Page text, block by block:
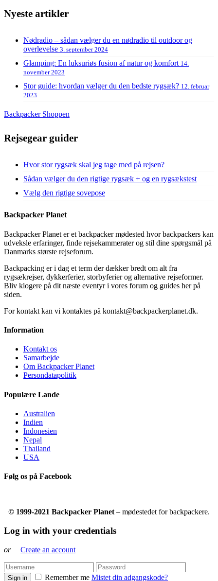
Nyeste artikler
Nødradio – sådan vælger du en nødradio til outdoor og
overlevelse 3. september 2024
Glamping: En luksuriøs fusion af natur og komfort 14.
november 2023
Stor guide: hvordan vælger du den bedste rygsæk? 12. februar
2023
Backpacker Shoppen
Rejsegear guider
Hvor stor rygsæk skal jeg tage med på rejsen?
Sådan vælger du den rigtige rygsæk + og en rygsækstest
Vælg den rigtige sovepose
Backpacker Planet
Backpacker Planet er et backpacker mødested hvor backpackers kan
udveksle erfaringer, finde rejsekammerater og stil dine spørgsmål på
Danmarks største rejseforum.
Backpacking er i dag et term der dækker bredt om alt fra
rygsækrejser, dykkerferier, storbyferier og alternative rejseformer.
Bliv klogere på dit næste eventyr i vores forum og guides her på
siden.
For kontakt kan vi kontaktes på kontakt@backpackerplanet.dk.
Information
Kontakt os
Samarbejde
Om Backpacker Planet
Persondatapolitik
Populære Lande
Australien
Indien
Indonesien
Nepal
Thailand
USA
Følg os på Facebook
© 1999-2021 Backpacker Planet – mødestedet for backpackere.
Log in with your credentials
or Create an account
Sign in Remember me Mistet din adgangskode?